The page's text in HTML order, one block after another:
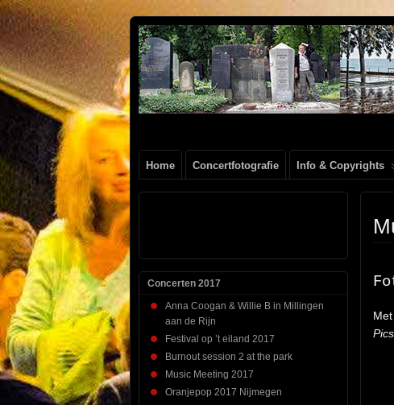
Henk
Beenen
FOTOSITE: CONCERT, STRAAT, SERIE,
Home Concertfotografie Info & Copyrights
Concerten 2017
Anna Coogan & Willie B in Millingen
aan de Rijn
Festival op ’t eiland 2017
Burnout session 2 at the park
Music Meeting 2017
Oranjepop 2017 Nijmegen